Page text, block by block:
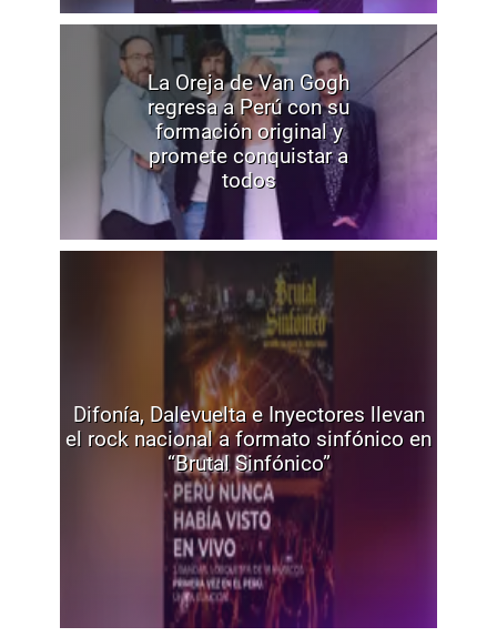
La Oreja de Van Gogh
regresa a Perú con su
formación original y
promete conquistar a
todos
Difonía, Dalevuelta e Inyectores llevan
el rock nacional a formato sinfónico en
“Brutal Sinfónico”